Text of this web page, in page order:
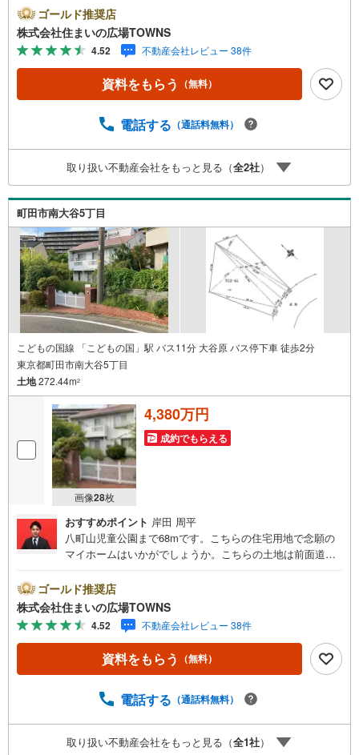
できます。こちらの住宅用地は周囲も充実しており、これ
から新しい住まいをお考えの方はいかがでしょうか。こち
らの土地は前面道路6m以上です。駅から徒歩10分圏内に立
地しています。売地をお探しの方に是非見て頂きたいイチ
オシの土地です。【年中無休/9:00～21:00】人気物件は特
にお問い合わせが集中するため、お早めにお電話下さい。
がスムーズです。■その他、各種ご相談も承っております。
住まいの広場TOWNSからお客様へ経験豊富なスタッフが親
身になってお客様に合った物件をご紹介させて頂きます！ /
他社様掲載物件も併せてご紹介可能ですのでお気軽にお問
い合わせ下さい♪駐車場もございますので、お車でのお越
しも大歓迎です！
ゴールド推奨店
株式会社住まいの広場TOWNS
4.52 不動産会社レビュー 38件
資料をもらう （無料）
電話する （通話料無料）
取り扱い不動産会社をもっと見る（全2社）
町田市南大谷5丁目
こどもの国線 「こどもの国」駅 バス11分 大谷原 バス停下車 徒歩2分
東京都町田市南大谷5丁目
土地272.44m2
画像28枚
4,380万円
成約でもらえる
おすすめポイント 岸田 周平
八町山児童公園まで68mです。こちらの住宅用地で念願の
マイホームはいかがでしょうか。こちらの土地は前面道路6
放的で明るく快適に過ごすことができる第一種低層住居専
用地域は、ニーズも高くおすすめです。コチラの土地は売
地となっており、土地購入予定の方にお勧めです。【年中
無休/9:00～21:00】人気物件は特にお問い合わせが集中す
るため、お早めにお電話下さい。「室内・現地を見学す
る」ボタンよりご予約頂くとご見学がスムーズです。■その
ライフプランのシミュレーション■住まいの広場TOWNSか
った物件をご紹介させて頂きます！ /他社様掲載物件も併せ
てご紹介可能ですのでお気軽にお問い合わせ下さい♪駐車
ゴールド推奨店
株式会社住まいの広場TOWNS
4.52 不動産会社レビュー 38件
資料をもらう （無料）
電話する （通話料無料）
取り扱い不動産会社をもっと見る（全1社）